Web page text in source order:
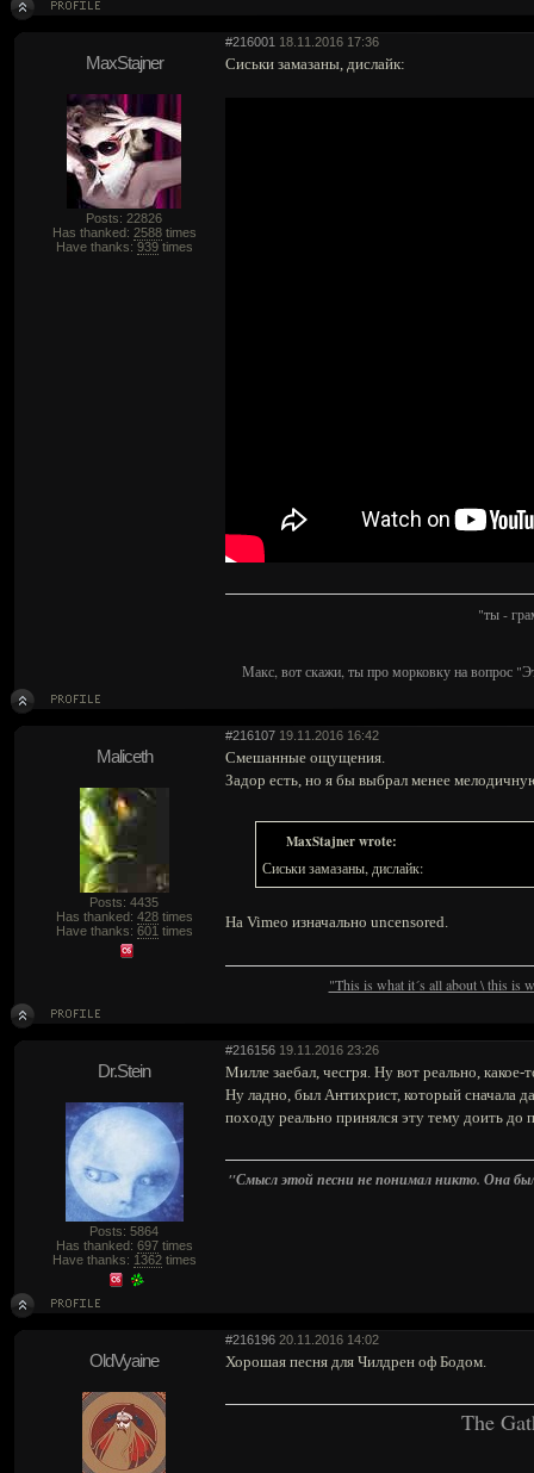
#216001 18.11.2016 17:36
MaxStajner
Posts: 22826
Has thanked: 2588times
Have thanks: 939times
Сиськи замазаны, дислайк:
"ты -
Макс, вот скажи, ты про морковку на вопрос
#216107 19.11.2016 16:42
Maliceth
Posts: 4435
Has thanked: 428times
Have thanks: 601 times
Смешанные ощущения.
Задор есть, но я бы выбрал менее
MaxStajner wrote:
Сиськи замазаны, дислайк:
На Vimeo изначально uncensored.
"This is what it´s all about \ this is
#216156 19.11.2016 23:26
Dr.Stein
Posts: 5864
Has thanked: 697times
Have thanks: 1362times
Милле заебал, чесгря. Ну вот реально,
Ну ладно, был Антихрист, который сначала
походу реально принялся эту тему доить до
"Смысл этой песни не понимал никто. Она была
#216196 20.11.2016 14:02
OldVyaine Хорошая песня для Чилдрен оф Бодом.
The